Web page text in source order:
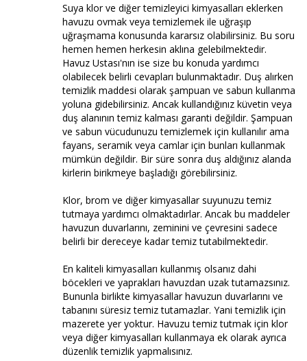
Suya klor ve diğer temizleyici kimyasalları eklerken
havuzu ovmak veya temizlemek ile uğraşıp
uğraşmama konusunda kararsız olabilirsiniz. Bu soru
hemen hemen herkesin aklına gelebilmektedir.
Havuz Ustası'nın ise size bu konuda yardımcı
olabilecek belirli cevapları bulunmaktadır. Duş alırken
temizlik maddesi olarak şampuan ve sabun kullanma
yoluna gidebilirsiniz. Ancak kullandığınız küvetin veya
duş alanının temiz kalması garanti değildir. Şampuan
ve sabun vücudunuzu temizlemek için kullanılır ama
fayans, seramik veya camlar için bunları kullanmak
mümkün değildir. Bir süre sonra duş aldığınız alanda
kirlerin birikmeye başladığı görebilirsiniz.
Klor, brom ve diğer kimyasallar suyunuzu temiz
tutmaya yardımcı olmaktadırlar. Ancak bu maddeler
havuzun duvarlarını, zeminini ve çevresini sadece
belirli bir dereceye kadar temiz tutabilmektedir.
En kaliteli kimyasalları kullanmış olsanız dahi
böcekleri ve yaprakları havuzdan uzak tutamazsınız.
Bununla birlikte kimyasallar havuzun duvarlarını ve
tabanını süresiz temiz tutamazlar. Yani temizlik için
mazerete yer yoktur. Havuzu temiz tutmak için klor
veya diğer kimyasalları kullanmaya ek olarak ayrıca
düzenlik temizlik yapmalısınız.